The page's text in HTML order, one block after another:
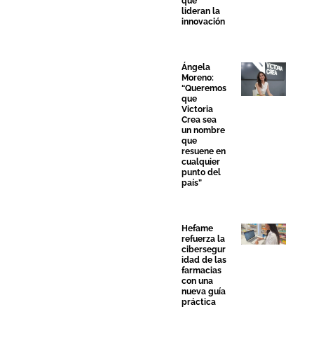
lideran la
innovación
Ángela
Moreno:
“Queremos
que
Victoria
Crea sea
un nombre
que
resuene en
cualquier
punto del
país”
Hefame
refuerza la
cibersegur
idad de las
farmacias
con una
nueva guía
práctica